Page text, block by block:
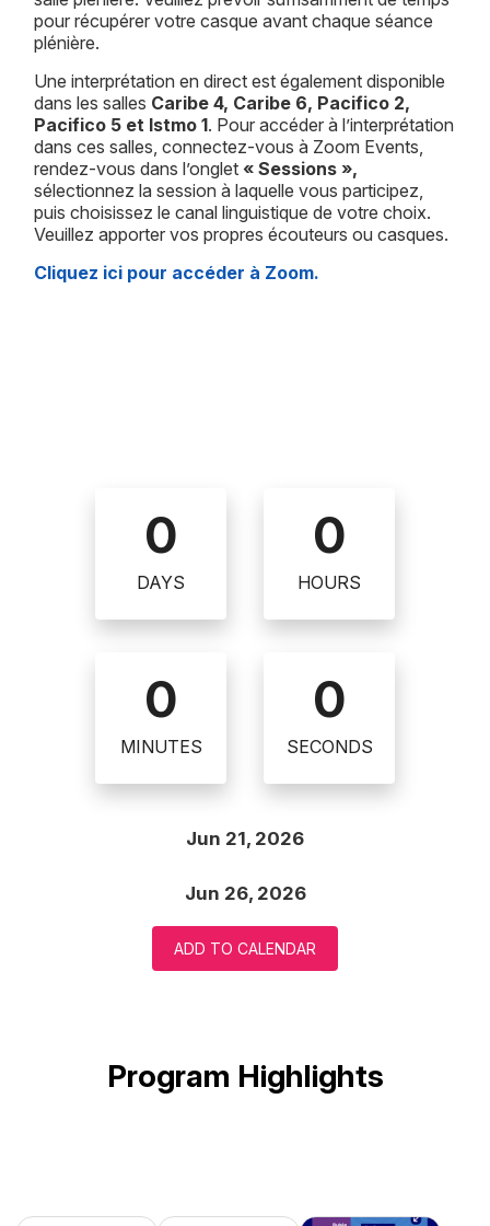
pour récupérer votre casque avant chaque séance
plénière.
Une interprétation en direct est également disponible
dans les salles Caribe 4, Caribe 6, Pacifico 2,
Pacifico 5 et Istmo 1. Pour accéder à l’interprétation
dans ces salles, connectez-vous à Zoom Events,
rendez-vous dans l’onglet « Sessions »,
sélectionnez la session à laquelle vous participez,
puis choisissez le canal linguistique de votre choix.
Veuillez apporter vos propres écouteurs ou casques.
Cliquez ici pour accéder à Zoom.
0
DAYS
0
HOURS
0
MINUTES
0
SECONDS
Jun 21, 2026
Jun 26, 2026
ADD TO CALENDAR
Program Highlights